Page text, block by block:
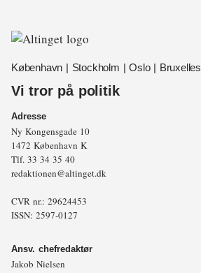
København | Stockholm | Oslo | Bruxelles
Vi tror på politik
Adresse
Ny Kongensgade 10
1472 København K
Tlf. 33 34 35 40
redaktionen@altinget.dk
CVR nr.: 29624453
ISSN: 2597-0127
Ansv. chefredaktør
Jakob Nielsen